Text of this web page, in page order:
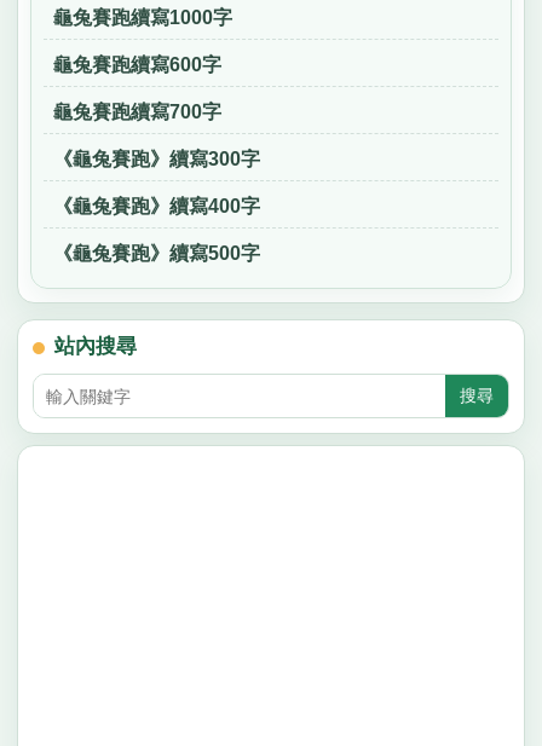
龜兔賽跑續寫1000字
龜兔賽跑續寫600字
龜兔賽跑續寫700字
《龜兔賽跑》續寫300字
《龜兔賽跑》續寫400字
《龜兔賽跑》續寫500字
站內搜尋